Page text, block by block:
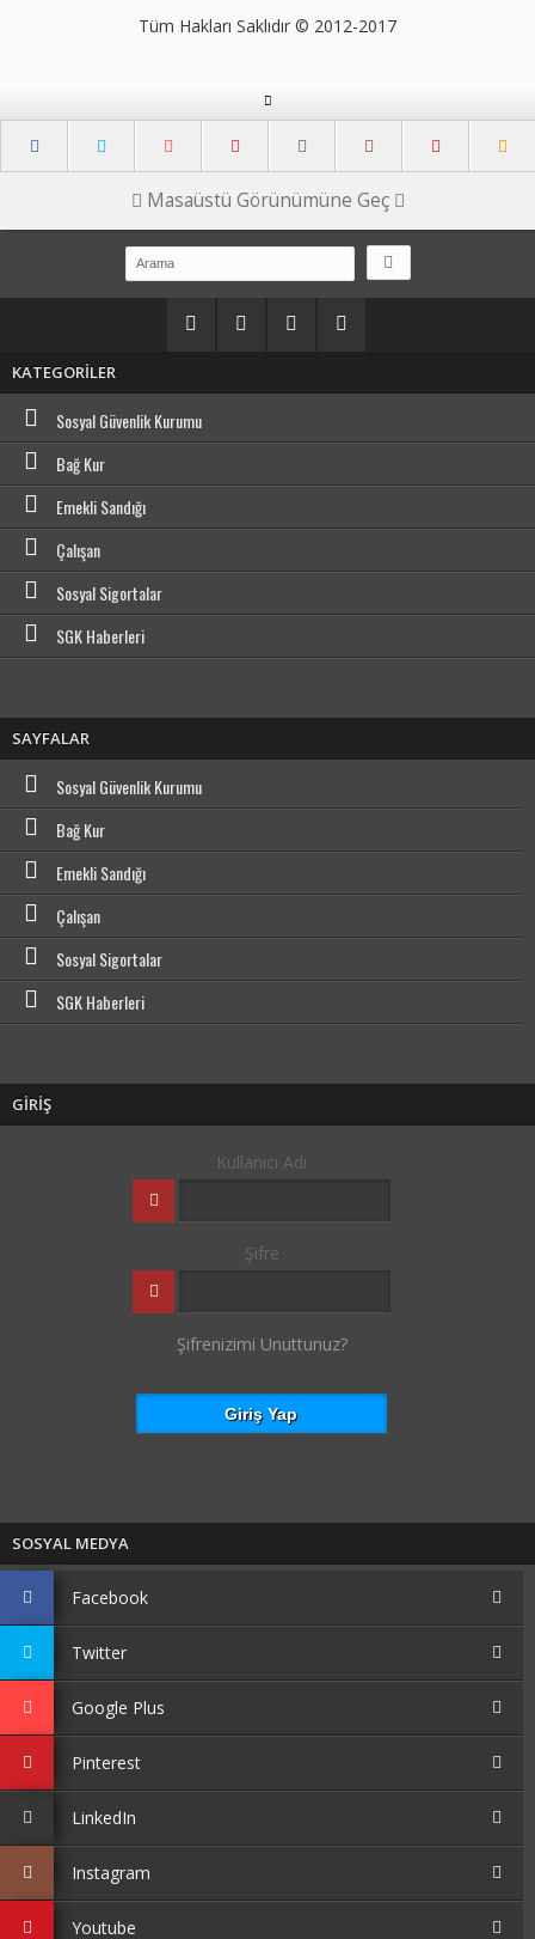
Tüm Hakları Saklıdır © 2012-2017
Masaüstü Görünümüne Geç
KATEGORİLER
Sosyal Güvenlik Kurumu
Bağ Kur
Emekli Sandığı
Çalışan
Sosyal Sigortalar
SGK Haberleri
SAYFALAR
Sosyal Güvenlik Kurumu
Bağ Kur
Emekli Sandığı
Çalışan
Sosyal Sigortalar
SGK Haberleri
GİRİŞ
Kullanıcı Adı
Şifre
Şifrenizimi Unuttunuz?
SOSYAL MEDYA
Facebook
Twitter
Google Plus
Pinterest
LinkedIn
Instagram
Youtube